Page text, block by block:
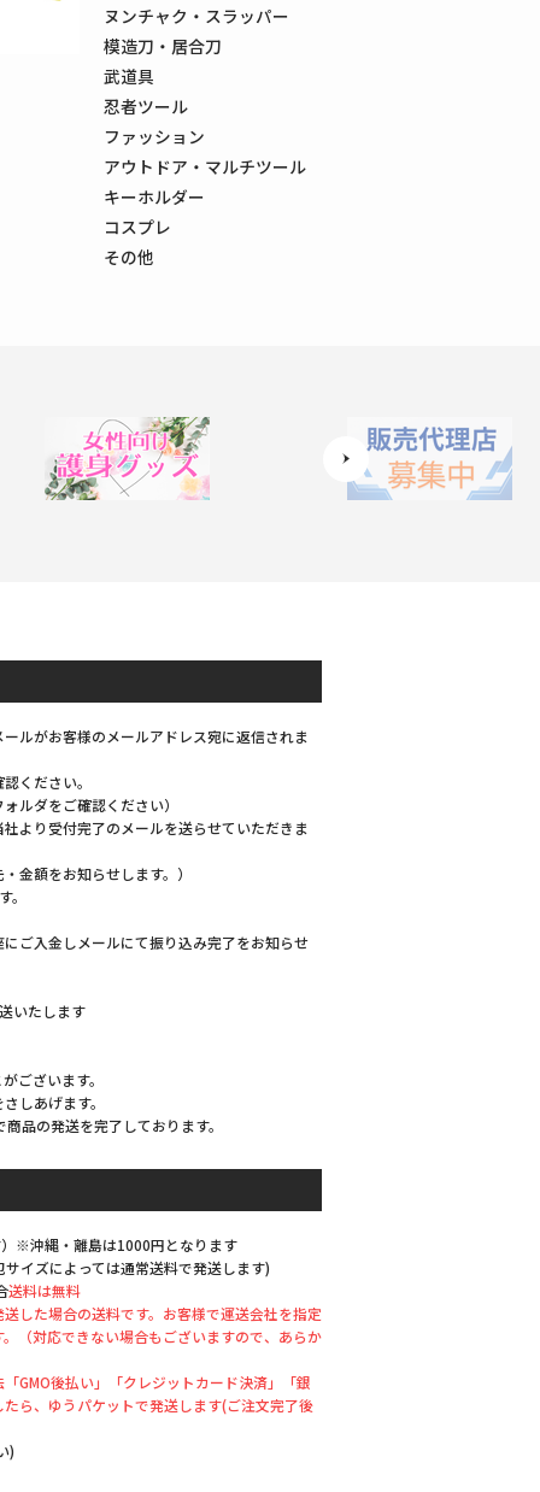
ヌンチャク・スラッパー
模造刀・居合刀
武道具
忍者ツール
ファッション
アウトドア・マルチツール
キーホルダー
コスプレ
その他
ルがお客様のメールアドレス宛に返信されま
ください。
ルダをご確認ください）
より受付完了のメールを送らせていただきま
金額をお知らせします。）
ご入金しメールにて振り込み完了をお知らせ
いたします
ございます。
しあげます。
品の発送を完了しております。
※沖縄・離島は1000円となります
イズによっては通常送料で発送します)
送料は無料
した場合の送料です。お客様で運送会社を指定
（対応できない場合もございますので、あらか
GMO後払い」「クレジットカード決済」「銀
ら、ゆうパケットで発送します(ご注文完了後
)